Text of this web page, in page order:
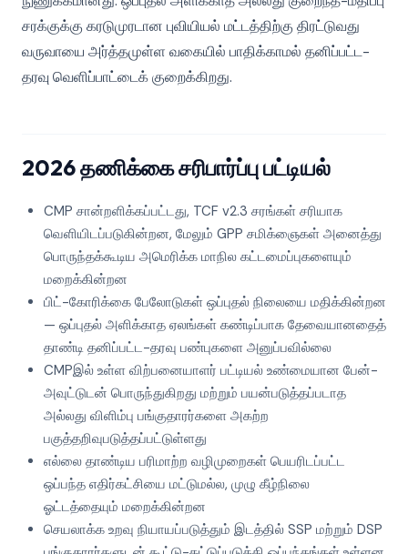
சரக்குக்கு கரடுமுரடான புவியியல் மட்டத்திற்கு திரட்டுவது
வருவாயை அர்த்தமுள்ள வகையில் பாதிக்காமல் தனிப்பட்ட-
தரவு வெளிப்பாட்டைக் குறைக்கிறது.
2026 தணிக்கை சரிபார்ப்பு பட்டியல்
CMP சான்றளிக்கப்பட்டது, TCF v2.3 சரங்கள் சரியாக
வெளியிடப்படுகின்றன, மேலும் GPP சமிக்ஞைகள் அனைத்து
பொருந்தக்கூடிய அமெரிக்க மாநில கட்டமைப்புகளையும்
மறைக்கின்றன
பிட்-கோரிக்கை பேலோடுகள் ஒப்புதல் நிலையை மதிக்கின்றன
— ஒப்புதல் அளிக்காத ஏலங்கள் கண்டிப்பாக தேவையானதைத்
தாண்டி தனிப்பட்ட-தரவு பண்புகளை அனுப்பவில்லை
CMPஇல் உள்ள விற்பனையாளர் பட்டியல் உண்மையான பேன்-
அவுட்டுடன் பொருந்துகிறது மற்றும் பயன்படுத்தப்படாத
அல்லது விளிம்பு பங்குதாரர்களை அகற்ற
பகுத்தறிவுபடுத்தப்பட்டுள்ளது
எல்லை தாண்டிய பரிமாற்ற வழிமுறைகள் பெயரிடப்பட்ட
ஒப்பந்த எதிர்கட்சியை மட்டுமல்ல, முழு கீழ்நிலை
ஓட்டத்தையும் மறைக்கின்றன
செயலாக்க உறவு நியாயப்படுத்தும் இடத்தில் SSP மற்றும் DSP